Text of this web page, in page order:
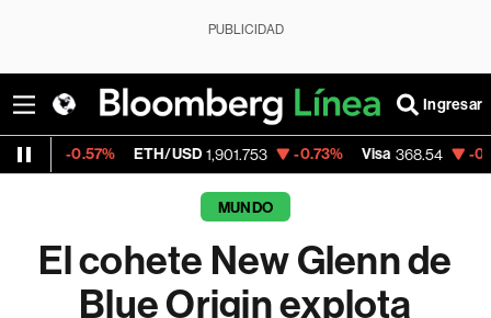
PUBLICIDAD
Ingresar
ETH/USD 1,901.753 -0.73% Visa 368.54 -0.28%
MUNDO
El cohete New Glenn de
Blue Origin explota